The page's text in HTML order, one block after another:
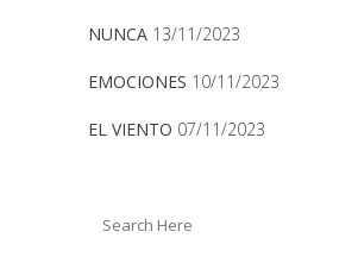
NUNCA 13/11/2023
EMOCIONES 10/11/2023
EL VIENTO 07/11/2023